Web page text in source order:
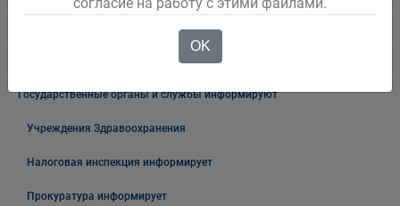
Государственные органы и службы информируют
Учреждения Здравоохранения
Налоговая инспекция информирует
Прокуратура информирует
OK